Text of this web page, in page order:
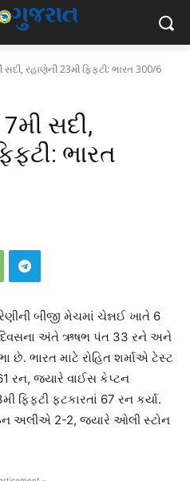
સદી, રહાણેની 23મી ફિફટી: ભારત 300/6
સદી,
ભારત
બીજી મેચમાં ચેન્નઈ ખાતે 6
દિવસના અંતે ઋષભ પંત 33 રને અને
ભારત માટે રોહિત શર્માએ ટેસ્ટ
રન, જ્યારે વાઈસ કેપ્ટન
ફિફટી ફટકારતાં 67 રન કર્યા.
અલીએ 2-2, જ્યારે ઓલી સ્ટોન